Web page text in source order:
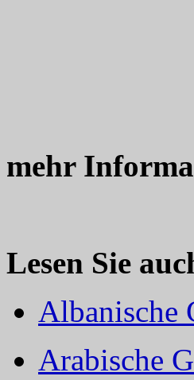
mehr
Lesen Sie
Albanische
Arabische